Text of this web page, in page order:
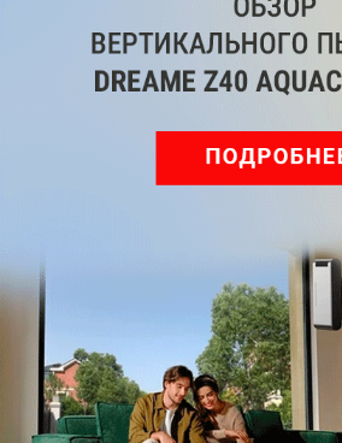
Комментарии
Мы знаем, вам есть что сказать!
Рекомендуем